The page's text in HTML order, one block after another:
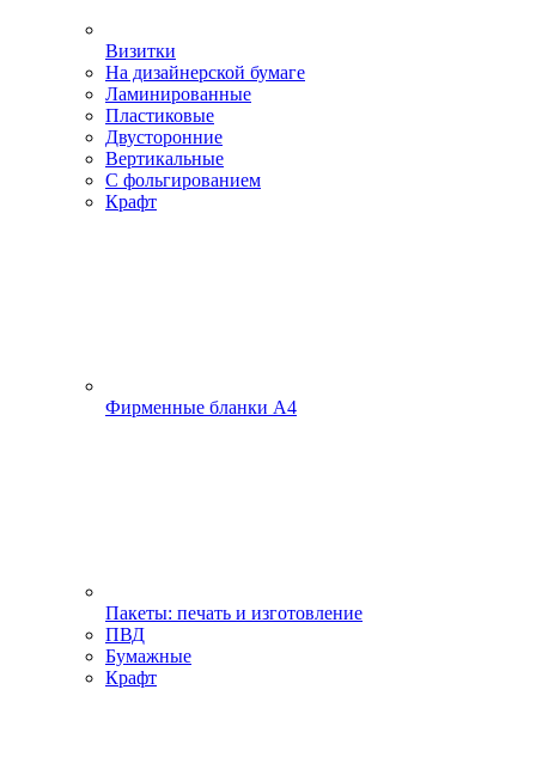
Визитки
На дизайнерской бумаге
Ламинированные
Пластиковые
Двусторонние
Вертикальные
С фольгированием
Крафт
Фирменные бланки А4
Пакеты: печать и изготовление
ПВД
Бумажные
Крафт